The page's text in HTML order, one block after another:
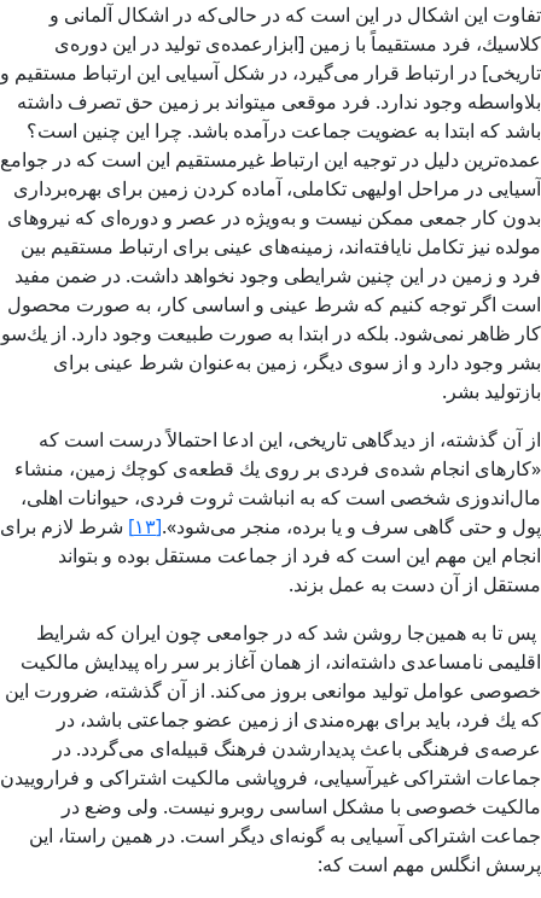
تفاوت این اشكال در این است كه در حالی‌كه در اشكال آلمانی و
كلاسیك، فرد مستقیماً با زمین [ابزارعمده‌­ی ‌تولید در این دوره‌ی
تاریخی] در ارتباط قرار می‌­گیرد، در شكل آسیایی این ارتباط مستقیم و
بلاواسطه وجود ندارد. فرد موقعی می­تواند بر زمین حق تصرف داشته
باشد كه ابتدا به عضویت جماعت درآمده باشد. چرا این چنین است؟
عمده­‌ترین دلیل در توجیه این ارتباط غیرمستقیم این است كه در جوامع
آسیایی در مراحل اولیه­ی تكاملی،‌ آماده كردن زمین برای بهره‌­برداری
بدون كار جمعی ممكن نیست و به‌ویژه در عصر و دوره­‌ای كه نیروهای
مولده نیز تكامل نایافته­‌اند، زمینه­‌های عینی برای ارتباط مستقیم بین
فرد و زمین در این چنین شرایطی وجود نخواهد داشت. در ضمن مفید
است اگر توجه كنیم كه شرط عینی و اساسی كار، به صورت محصول
كار ظاهر نمی‌شود. بلكه در ابتدا به صورت طبیعت وجود دارد. از یك‌­سو
بشر وجود دارد و از سوی دیگر، زمین به‌عنوان شرط عینی برای
بازتولید بشر.
از آن گذشته، از دیدگاهی تاریخی، این ادعا احتمالاً درست است كه
«كارهای انجام شده‌ی فردی بر روی یك قطعه‌ی كوچك زمین، منشاء
مال­‌اندوزی شخصی است كه به انباشت ثروت فردی، حیوانات اهلی،
پول و حتی گاهی سرف و یا برده، منجر می‌­شود».[۱۳]
شرط لازم برای
انجام این مهم این است كه فرد از جماعت مستقل بوده و بتواند
مستقل از آن دست به عمل بزند.
پس تا به همین‌جا روشن شد كه در جوامعی چون ایران كه شرایط
اقلیمی نامساعدی داشته‌­اند، از همان آغاز بر سر راه پیدایش مالكیت
خصوصی عوامل تولید موانعی بروز می‌­كند. از آن گذشته، ضرورت این
كه یك فرد، باید برای بهره‌­مندی از زمین عضو جماعتی باشد، در
عرصه‌­ی فرهنگی باعث پدیدارشدن فرهنگ قبیله‌­ای می‌­گردد. در
جماعات اشتراكی غیرآسیایی، فروپاشی مالكیت اشتراكی و فراروییدن
مالكیت خصوصی با مشكل اساسی روبرو نیست. ولی وضع در
جماعت اشتراكی آسیایی به گونه‌­ای دیگر است. در همین راستا، این
پرسش انگلس مهم است كه: